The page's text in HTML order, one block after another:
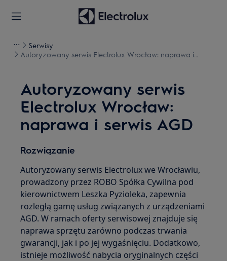
Serwisy
Autoryzowany serwis Electrolux Wrocław: naprawa i
Autoryzowany serwis
Electrolux Wrocław:
naprawa i serwis AGD
Rozwiązanie
Autoryzowany serwis Electrolux we Wrocławiu,
prowadzony przez ROBO Spółka Cywilna pod
kierownictwem Leszka Pyzioleka, zapewnia
rozległą gamę usług związanych z urządzeniami
AGD. W ramach oferty serwisowej znajduje się
naprawa sprzętu zarówno podczas trwania
gwarancji, jak i po jej wygaśnięciu. Dodatkowo,
istnieje możliwość nabycia oryginalnych części